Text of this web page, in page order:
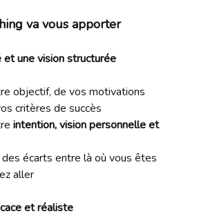
va vous apporter
une vision structurée
objectif, de vos motivations
critères de succès
intention, vision personnelle et
écarts entre là où vous êtes
aller
et réaliste